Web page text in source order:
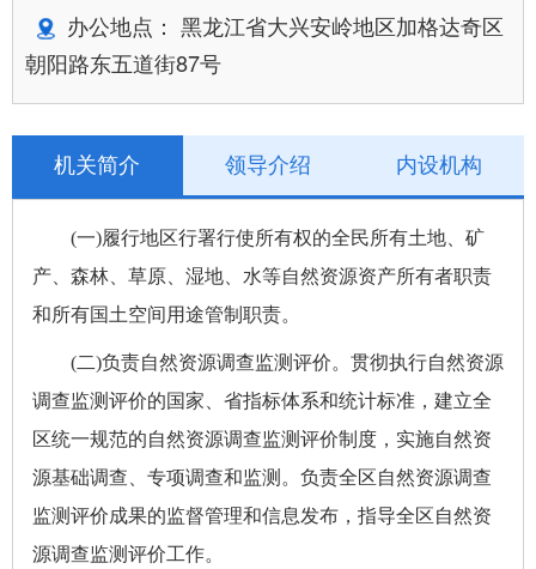
办公地点： 黑龙江省大兴安岭地区加格达奇区
朝阳路东五道街87号
机关简介 领导介绍 内设机构
(一)履行地区行署行使所有权的全民所有土地、矿
产、森林、草原、湿地、水等自然资源资产所有者职责
和所有国土空间用途管制职责。
(二)负责自然资源调查监测评价。贯彻执行自然资源
调查监测评价的国家、省指标体系和统计标准，建立全
区统一规范的自然资源调查监测评价制度，实施自然资
源基础调查、专项调查和监测。负责全区自然资源调查
监测评价成果的监督管理和信息发布，指导全区自然资
源调查监测评价工作。